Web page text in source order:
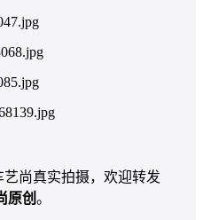
尚真实拍摄，欢迎转发
原创 。